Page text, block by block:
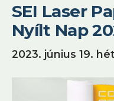
SEI Laser
Nyílt Nap
2023. június 19.